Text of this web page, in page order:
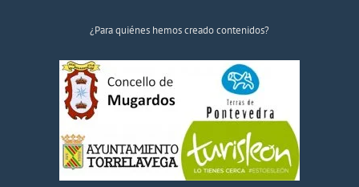
¿Para quiénes hemos creado contenidos?